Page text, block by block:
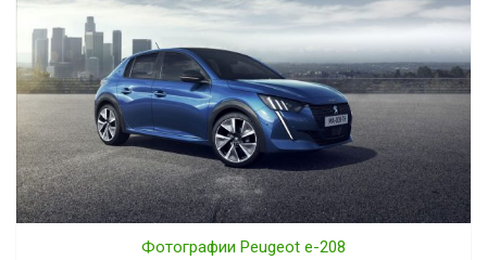
Фотографии Peugeot e-208